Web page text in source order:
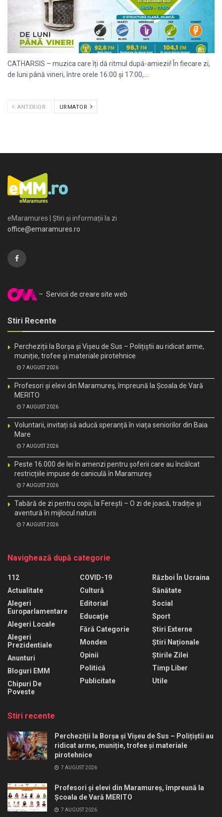
CATHARSIS – muzica care îți dă ritmul după-amiezii! În fiecare zi,
de luni până vineri, între orele 16:00 și 17:00,...
ANTERIOR URMATOR
eMaramures | Știri și informații la zi
office@emaramures.ro
– Servicii de creare site web
Stiri Recente
Percheziții la Borșa și Vișeu de Sus – Polițiștii au ridicat arme,
muniție, trofee și materiale pirotehnice
7 AUGUST 2026
Profesori și elevi din Maramureș, împreună la Școala de Vară
MERITO
7 AUGUST 2026
Voluntarii, invitați să aducă speranță în viața seniorilor din Baia
Mare
7 AUGUST 2026
Peste 16.000 de lei în amenzi pentru șoferii care au încălcat
restricțiile impuse de caniculă în Maramureș
7 AUGUST 2026
Tabără de zi pentru copii, la Ferești – O zi de joacă, tradiție și
aventură în mijlocul naturii
7 AUGUST 2026
Navighează după categorie
112
Actualitate
Alegeri
Europarlamentare
Alegeri Locale
Alegeri
Prezidentiale
Anunturi
Bloguri EMM
Chipuri De
Poveste
COVID-19
Cultură
Editorial
Educaţie
Fără Categorie
Monden
Opinii
Politică
Publicitate
Război În Ucraina
Sănătate
Social
Sport
Știri Externe
Știri Naționale
Știrile Zilei
Timp Liber
Utile
Stiri recente
Percheziții la Borșa și Vișeu de Sus – Polițiștii au
ridicat arme, muniție, trofee și materiale
pirotehnice
7 AUGUST 2026
Profesori și elevi din Maramureș, împreună la
Școala de Vară MERITO
7 AUGUST 2026